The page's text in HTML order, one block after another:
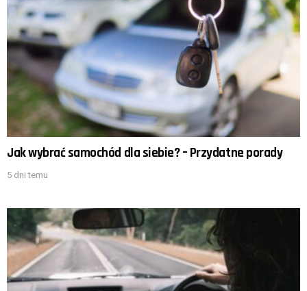
Jak wybrać samochód dla siebie? – Przydatne porady
5 dni temu